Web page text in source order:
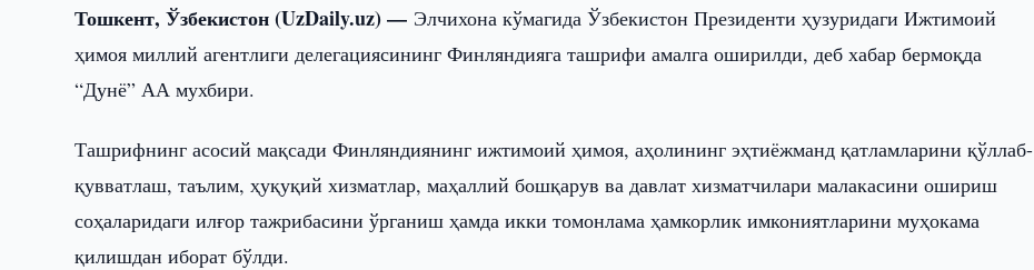
Тошкент, Ўзбекистон (UzDaily.uz) — Элчихона кўмагида Ўзбекистон Президенти ҳузуридаги Ижтимоий
ҳимоя миллий агентлиги делегациясининг Финляндияга ташрифи амалга оширилди, деб хабар бермоқда
“Дунё” АА мухбири.
Ташрифнинг асосий мақсади Финляндиянинг ижтимоий ҳимоя, аҳолининг эҳтиёжманд қатламларини қўллаб-
қувватлаш, таълим, ҳуқуқий хизматлар, маҳаллий бошқарув ва давлат хизматчилари малакасини ошириш
соҳаларидаги илғор тажрибасини ўрганиш ҳамда икки томонлама ҳамкорлик имкониятларини муҳокама
қилишдан иборат бўлди.